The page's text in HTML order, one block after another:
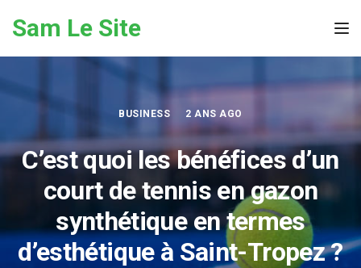
Sam Le Site
BUSINESS 2 ANS AGO
C’est quoi les bénéfices d’un
court de tennis en gazon
synthétique en termes
d’esthétique à Saint-Tropez ?